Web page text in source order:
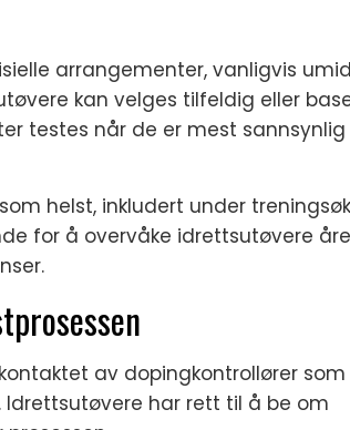
arrangementer, vanligvis
kan velges tilfeldig eller
testes når de er mest sannsynlig
helst, inkludert under
for å overvåke idrettsutøvere
av dopingkontrollører som
har rett til å be om